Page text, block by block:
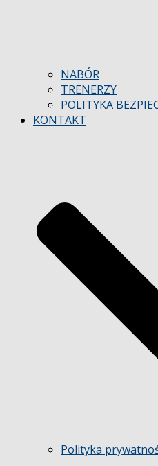
NABÓR
TRENERZY
POLITYKA
KONTAKT
Polityka